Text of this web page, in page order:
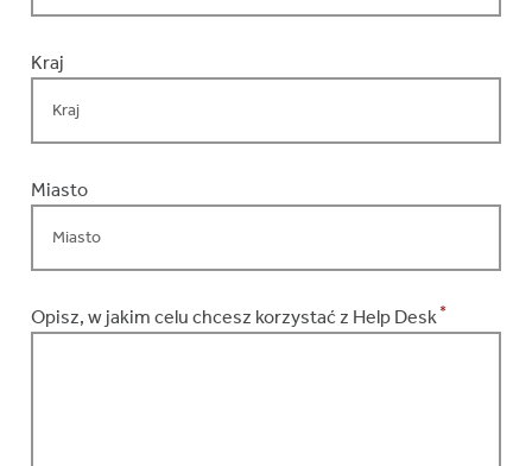
Kraj
Miasto
Opisz, w jakim celu chcesz korzystać z Help Desk *